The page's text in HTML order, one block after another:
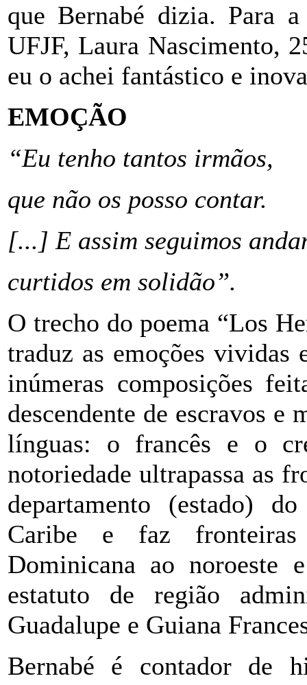
que Bernabé dizia. Para
UFJF, Laura Nascimento,
eu o achei fantástico e
EMOÇÃO
“Eu tenho tantos irmãos,
que não os posso contar.
[...] E assim seguimos
curtidos em solidão”.
O trecho do poema “Los
traduz as emoções vividas
inúmeras composições
descendente de escravos e
línguas: o francês e o
notoriedade ultrapassa as
departamento (estado)
Caribe e faz
Dominicana ao noroeste
estatuto de região
Guadalupe e Guiana
Bernabé é contador de